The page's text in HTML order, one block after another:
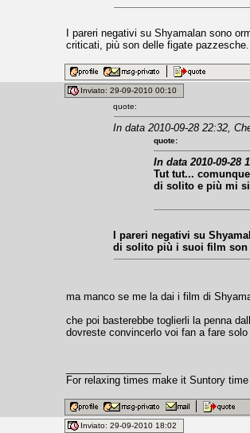
I pareri negativi su Shyamalan sono
criticati, più son delle figate
Inviato: 29-09-2010 00:10
quote:
In data 2010-09-28 22:32,
quote:
In data 2010-09-28
Tut tut...
di solito e più mi
I pareri negativi su
di solito più i suoi film son
ma manco se me la dai i film di
che poi basterebbe toglierli la penna
dovreste convincerlo voi fan a fare
For relaxing times make it Suntory time
Inviato: 29-09-2010 18:02